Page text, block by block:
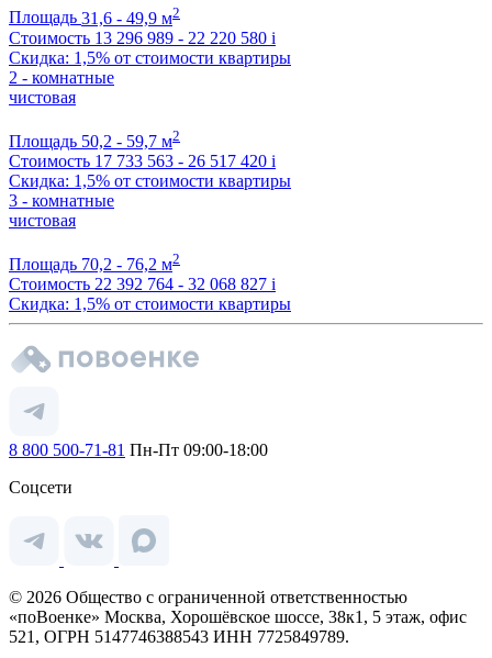
Площадь 31,6 - 49,9 м2
Стоимость 13 296 989 - 22 220 580 i
Скидка: 1,5% от стоимости квартиры
2 - комнатные
чистовая
Площадь 50,2 - 59,7 м2
Стоимость 17 733 563 - 26 517 420 i
Скидка: 1,5% от стоимости квартиры
3 - комнатные
чистовая
Площадь 70,2 - 76,2 м2
Стоимость 22 392 764 - 32 068 827 i
Скидка: 1,5% от стоимости квартиры
8 800 500-71-81 Пн-Пт 09:00-18:00
Соцсети
© 2026 Общество с ограниченной ответственностью
«поВоенке» Москва, Хорошёвское шоссе, 38к1, 5 этаж, офис
521, ОГРН 5147746388543 ИНН 7725849789.